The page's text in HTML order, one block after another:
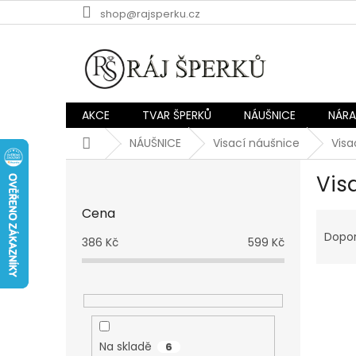
na
shop@rajsperku.cz
AKCE TVAR ŠPERKŮ NÁUŠNICE
DomůNÁUŠNICE Visací náušnice
Cena
386 Kč 599 Kč
Na skladě 6
a